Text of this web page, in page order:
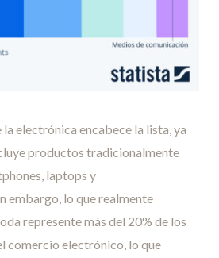
electrónica encabece la lista, ya
productos tradicionalmente
laptops y
embargo, lo que realmente
represente más del 20% de los
comercio electrónico, lo que